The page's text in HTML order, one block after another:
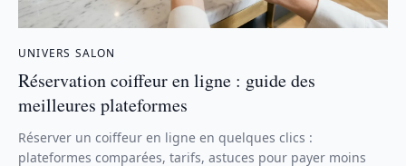
UNIVERS SALON
Réservation coiffeur en ligne : guide des
meilleures plateformes
Réserver un coiffeur en ligne en quelques clics :
plateformes comparées, tarifs, astuces pour payer moins